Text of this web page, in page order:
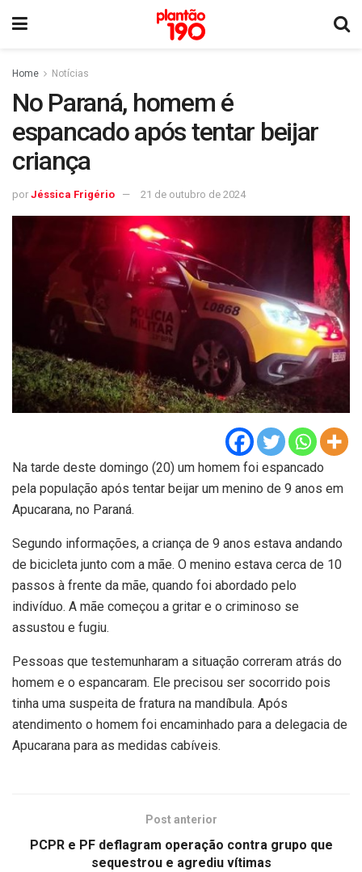
Home Notícias
No Paraná, homem é
espancado após tentar beijar
criança
por Jéssica Frigério 21 de outubro de 2024
Na tarde deste domingo (20) um homem foi espancado
pela população após tentar beijar um menino de 9 anos em
Apucarana, no Paraná.
Segundo informações, a criança de 9 anos estava andando
de bicicleta junto com a mãe. O menino estava cerca de 10
passos à frente da mãe, quando foi abordado pelo
indivíduo. A mãe começou a gritar e o criminoso se
assustou e fugiu.
Pessoas que testemunharam a situação correram atrás do
homem e o espancaram. Ele precisou ser socorrido pois
tinha uma suspeita de fratura na mandíbula. Após
atendimento o homem foi encaminhado para a delegacia de
Apucarana para as medidas cabíveis.
Post anterior
PCPR e PF deflagram operação contra grupo que
sequestrou e agrediu vítimas